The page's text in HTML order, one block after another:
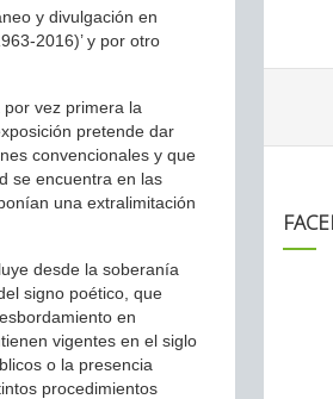
y divulgación en
2016)’ y por otro
vez primera la
pretende dar
convencionales y que
se encuentra en las
una extralimitación
desde la soberanía
signo poético, que
en
vigentes en el siglo
o la presencia
procedimientos